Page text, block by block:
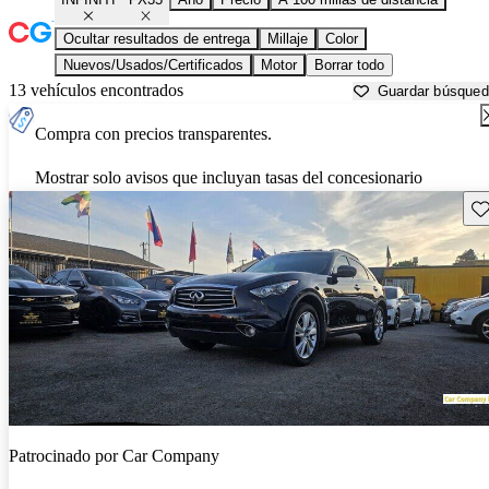
Ocultar resultados de entrega Millaje
Color
Nuevos/Usados/Certificados
Motor Borrar todo
13 vehículos encontrados Guardar
Compra con precios transparentes.
Mostrar solo avisos que incluyan tasas del concesionario
Patrocinado porCar Company